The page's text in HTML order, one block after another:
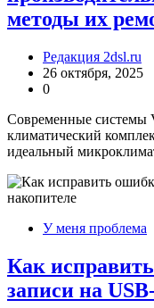
методы их
Редакция 2dsl.ru
26 октября, 2025
0
Современные системы
климатический
идеальный
У меня проблема
Как
записи на